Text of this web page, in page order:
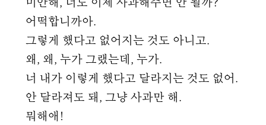
미안해, 너도 이제 사과해주면 안 될까?
어떡합니까아.
그렇게 했다고 없어지는 것도 아니고.
왜, 왜, 누가 그랬는데, 누가.
너 내가 이렇게 했다고 달라지는 것도 없어.
안 달라져도 돼, 그냥 사과만 해.
뭐해애!